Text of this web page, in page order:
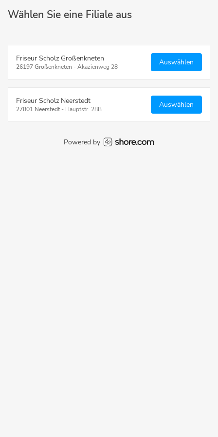
Wählen Sie eine Filiale aus
Friseur Scholz Großenkneten
26197 Großenkneten - Akazienweg 28 Auswählen
Friseur Scholz Neerstedt
27801 Neerstedt- Hauptstr. 28B Auswählen
Powered by